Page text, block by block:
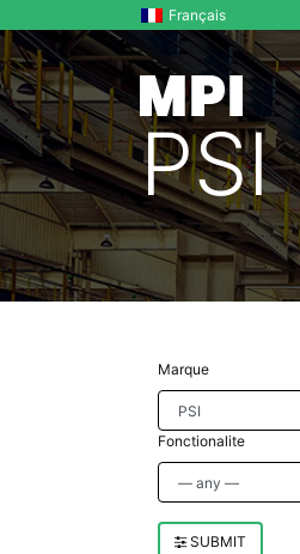
Français
PSI
Marque
Fonctionalite
SUBMIT